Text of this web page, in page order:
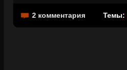
2 комментария Темы: